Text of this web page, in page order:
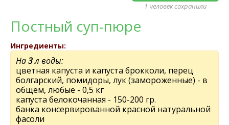
1 человек сохранили
Постный суп-пюре
Ингредиенты:
На3л воды:
цветная капуста и капуста брокколи, перец
болгарский, помидоры, лук (замороженные) - в
общем, любые - 0,5 кг
капуста белокочанная - 150-200 гр.
банка консервированной красной натуральной
фасоли